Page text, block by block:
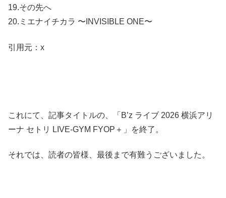
19.その先へ
20.ミエナイチカラ 〜INVISIBLE ONE〜
引用元：x
これにて、記事タイトルの、「B’z ライブ 2026 横浜アリ
ーナ セトリ LIVE-GYM FYOP＋」を終了。
それでは、読者の皆様、最後まで有難うございました。